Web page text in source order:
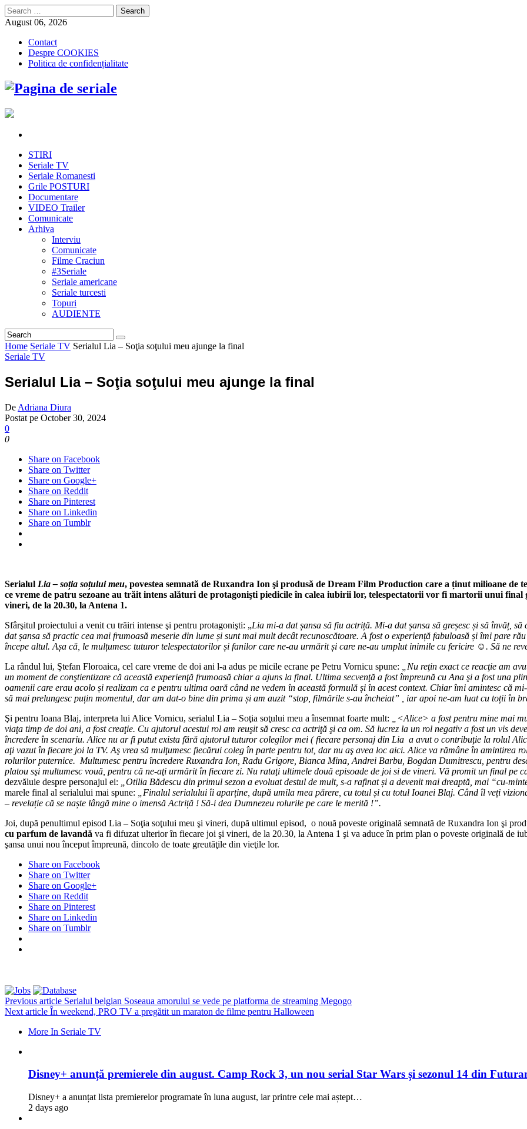
Search
for:
August 06, 2026
Contact
Despre COOKIES
Politica de confidențialitate
STIRI
Seriale TV
Seriale Romanesti
Grile POSTURI
Documentare
VIDEO Trailer
Comunicate
Arhiva
Interviu
Comunicate
Filme Craciun
#3Seriale
Seriale americane
Seriale turcesti
Topuri
AUDIENTE
Home Seriale TV Serialul Lia – Soţia soţului meu ajunge la final
Seriale TV
Serialul Lia – Soţia soţului meu ajunge la final
De Adriana Diura
Postat pe October 30, 2024
0
0
Share on Facebook
Share on Twitter
Share on Google+
Share on Reddit
Share on Pinterest
Share on Linkedin
Share on Tumblr
Serialul Lia – soția soțului meu, povestea semnată de Ruxandra Ion şi produsă de Dream Film Production care a ținut milioane de
ce vreme de patru sezoane au trăit intens alături de protagonişti piedicile în calea iubirii lor, telespectatorii vor fi martorii unui
vineri, de la 20.30, la Antena 1.
Sfârşitul proiectului a venit cu trăiri intense şi pentru protagonişti: „Lia mi-a dat șansa să fiu actriță. Mi-a dat șansa să greșesc și să învăț,
dat șansa să practic cea mai frumoasă meserie din lume și sunt mai mult decât recunoscătoare. A fost o experiență fabuloasă și îmi pare
începe altul. Așa că, le mulțumesc tuturor telespectatorilor și fanilor care ne-au urmărit și care ne-au umplut inimile cu fericire ☺️. Să ne
La rândul lui, Ştefan Floroaica, cel care vreme de doi ani l-a adus pe micile ecrane pe Petru Vornicu spune:
„Nu reţin exact ce reacţie am
un moment de conştientizare că această experienţă frumoasă chiar a ajuns la final. Ultima secvenţă a fost împreună cu Ana şi a fost una
oamenii care erau acolo și realizam ca e pentru ultima oară când ne vedem în această formulă și în acest context. Chiar îmi amintesc că
să mai prelungesc puțin momentul, dar am dat-o bine din prima și am auzit “stop, filmările s-au încheiat” , iar apoi ne-am luat cu toții în
Şi pentru Ioana Blaj, interpreta lui Alice Vornicu, serialul Lia – Soţia soţului meu a însemnat foarte mult:
„<Alice> a fost pentru mine mai
viaţa timp de doi ani, a fost creaţie. Cu ajutorul acestui rol am reuşit să cresc ca actriţă şi ca om. Să lucrez la un rol negativ a fost un vis
încredere în scenariu. Alice nu ar fi putut exista fără ajutorul tuturor colegilor mei ( fiecare personaj din Lia a avut o contribuţie la rolul
aţi vazut în fiecare joi la TV. Aş vrea să mulţumesc fiecărui coleg în parte pentru tot, dar nu aş avea loc aici. Alice va rămâne în amintirea
rolurilor puternice. Multumesc pentru încredere Ruxandra Ion, Radu Grigore, Bianca Mina, Andrei Barbu, Bogdan Dumitrescu, pentru
platou sşi multumesc vouă, pentru că ne-aţi urmărit în fiecare zi. Nu rataţi ultimele două episoade de joi si de vineri. Vă promit un final pe
dezvăluie despre personajul ei:
„Otilia Bădescu din primul sezon a evoluat destul de mult, s-a rafinat și a devenit mai dreaptă, mai “cu-
marele final al serialului mai spune:
„Finalul serialului îi aparține, după umila mea părere, cu totul și cu totul Ioanei Blaj. Când îl veți
– revelație că se naște lângă mine o imensă Actriță ! Să-i dea Dumnezeu rolurile pe care le merită !”.
Joi, după penultimul episod Lia – Soţia soţului meu şi vineri, după ultimul episod, o nouă poveste originală semnată de Ruxandra Ion şi
cu parfum de lavandă va fi difuzat ulterior în fiecare joi şi vineri, de la 20.30, la Antena 1 şi va aduce în prim plan o poveste originală de
şansa unui nou început împreună, dincolo de toate greutăţile din vieţile lor.
Share on Facebook
Share on Twitter
Share on Google+
Share on Reddit
Share on Pinterest
Share on Linkedin
Share on Tumblr
Previous article Serialul belgian Soseaua amorului se vede pe platforma de streaming Megogo
Next article În weekend, PRO TV a pregătit un maraton de filme pentru Halloween
More In Seriale TV
Disney+ anunță premierele din august. Camp Rock 3, un nou serial Star Wars și sezonul 14 din
Disney+ a anunțat lista premierelor programate în luna august, iar printre cele mai aștept…
2 days ago